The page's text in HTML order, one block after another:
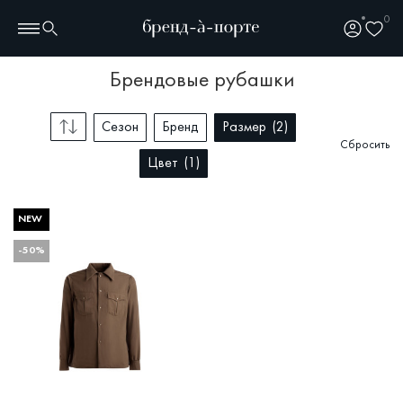
0
брендовые рубашки
Сезон Бренд Размер 2
Цвет
Сбросить
NEW
-50%